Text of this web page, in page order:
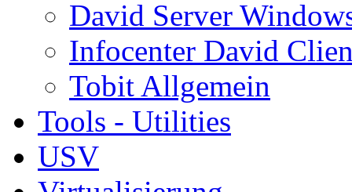
David Server
Infocenter David
Tobit Allgemein
Tools - Utilities
USV